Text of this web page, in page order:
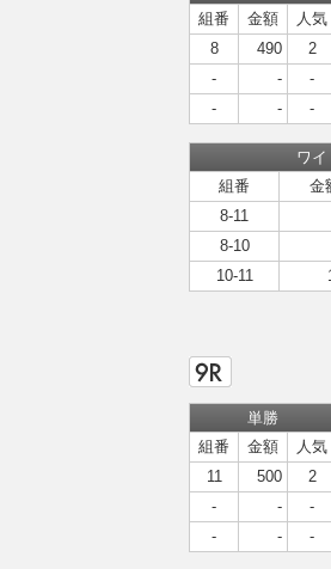
組番
金額
人気
8
490
2
-
-
-
-
- -
ワイ
組番
金
8-11
8-10
10-11
単勝
組番
金額
人気
11
500
2
-
-
-
-
- -